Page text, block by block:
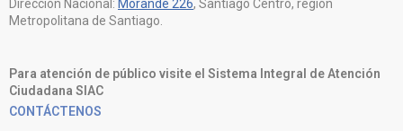
Dirección Nacional: Morandé 226, Santiago Centro, región
Metropolitana de Santiago.
Para atención de público visite el Sistema Integral de Atención
Ciudadana SIAC
CONTÁCTENOS